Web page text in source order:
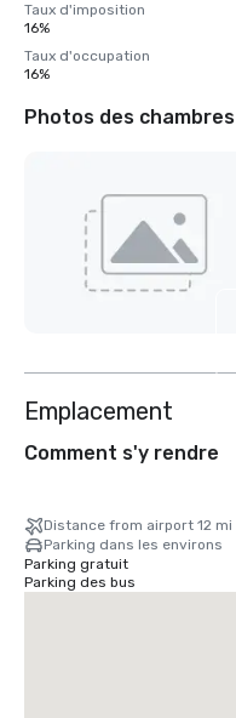
Taux d'imposition
16%
Taux d'occupation
16%
Photos des chambres
Emplacement
Comment s'y rendre
Distance from airport 12 mi
Parking dans les environs
Parking gratuit
Parking des bus